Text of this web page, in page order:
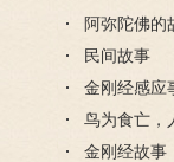
阿弥陀佛的
民间故事
金刚经感应
鸟为食亡，
金刚经故事